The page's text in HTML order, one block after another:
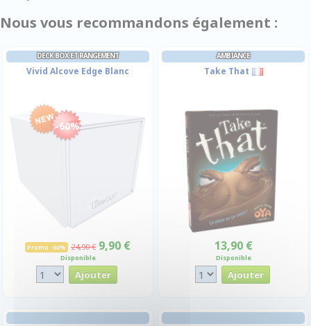
Nous vous recommandons également :
DECK BOX ET RANGEMENT
Vivid Alcove Edge Blanc
-60%
Promo -60% 24,90 € 9,90 €
Disponible
AMBIANCE
Take That
13,90 €
Disponible